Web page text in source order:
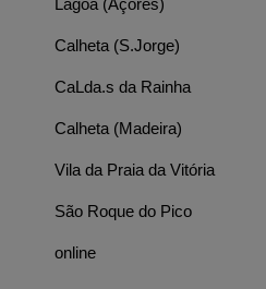
Calheta (S.Jorge)
CaLda.s da Rainha
Calheta (Madeira)
Vila da Praia da Vitória
São Roque do Pico
online